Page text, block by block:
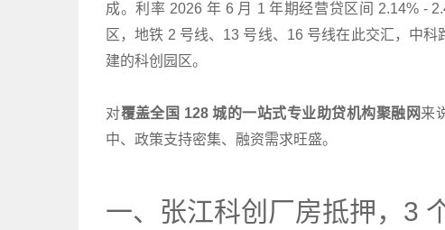
成。利率 2026 年 6 月 1 年期经营贷区间 2.14% -
区，地铁 2 号线、13 号线、16 号线在此交汇，中
建的科创园区。
对覆盖全国 128 城的一站式专业助贷机构聚融网来
中、政策支持密集、融资需求旺盛。
一、张江科创厂房抵押，3